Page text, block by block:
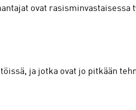
ovat rasisminvastaisessa
ja jotka ovat jo pitkään